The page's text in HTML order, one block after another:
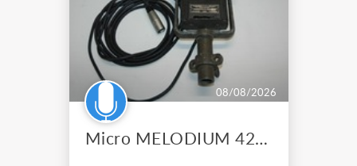
08/08/2026
Micro MELODIUM 42B à ruban